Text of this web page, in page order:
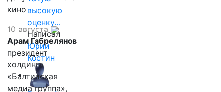
высокую
оценку…
Написал
Юрий
Костин
кино
10 августа
Арам Габрелянов
президент
холдинга
«Балтийская
медиа группа»,